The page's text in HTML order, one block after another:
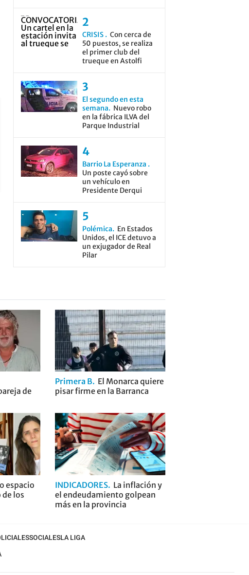
CRISIS
Con cerca de
50 puestos, se realiza
el primer club del
trueque en Astolfi
El segundo en esta
semana
Nuevo robo
en la fábrica ILVA del
Parque Industrial
Barrio La Esperanza
Un poste cayó sobre
un vehículo en
Presidente Derqui
Polémica
En Estados
Unidos, el ICE detuvo a
un exjugador de Real
Pilar
de
Primera B
El Monarca quiere
pisar firme en la Barranca
espacio
de los
INDICADORES
La inflación y
el endeudamiento golpean
más en la provincia
SOCIALESLA LIGA